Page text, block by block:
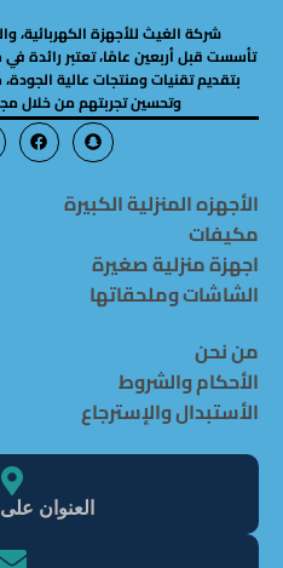
شركة الغيث للأجهزة الكهربائية،
تأسست قبل أربعين عامًا، تعتبر رائدة في
بتقديم تقنيات ومنتجات عالية
وتحسين تجربتهم من خلال
الأجهزه المنزلية الكبيرة
مكيفات
اجهزة منزلية صغيرة
الشاشات وملحقاتها
من نحن
الأحكام والشروط
الأستبدال والإسترجاع
العنوان